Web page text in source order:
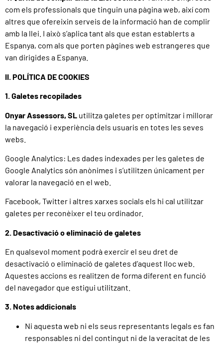
com els professionals que tinguin una pàgina web, així com
altres que ofereixin serveis de la informació han de complir
amb la llei. I això s’aplica tant als que estan establerts a
Espanya, com als que porten pàgines web estrangeres que
van dirigides a Espanya.
II. POLÍTICA DE COOKIES
1. Galetes recopilades
Onyar Assessors, SL utilitza galetes per optimitzar i millorar
la navegació i experiència dels usuaris en totes les seves
webs.
Google Analytics: Les dades indexades per les galetes de
Google Analytics són anònimes i s’utilitzen únicament per
valorar la navegació en el web.
Facebook, Twitter i altres xarxes socials els hi cal utilitzar
galetes per reconèixer el teu ordinador.
2. Desactivació o eliminació de galetes
En qualsevol moment podrà exercir el seu dret de
desactivació o eliminació de galetes d’aquest lloc web.
Aquestes accions es realitzen de forma diferent en funció
del navegador que estigui utilitzant.
3. Notes addicionals
Ni aquesta web ni els seus representants legals es fan
responsables ni del contingut ni de la veracitat de les